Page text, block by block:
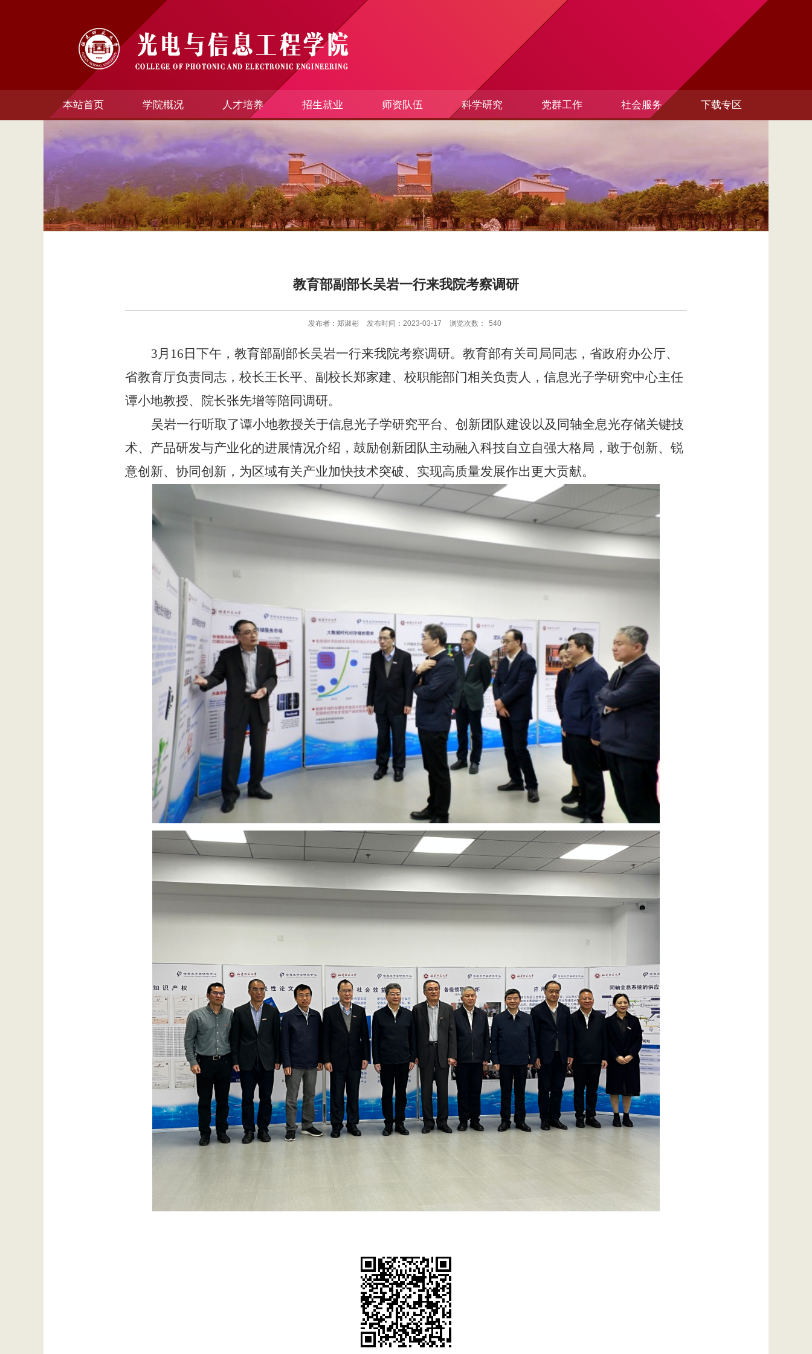
本站首页 学院概况 人才培养 招生就业 师资队伍 科学研究 党群工作 社会服务 下载专区
教育部副部长吴岩一行来我院考察调研
发布者：郑淑彬 发布时间：2023-03-17 浏览次数： 540
3月 16 日下午，教育部副部长吴岩一行来我院考察调研。教育部有关司局同志，省政府办公厅、
省教育厅负责同志，校长王长平、副校长郑家建、校职能部门相关负责人，信息光子学研究中心主任
谭小地教授、院长张先增等陪同调研。
吴岩一行听取了谭小地教授关于信息光子学研究平台、创新团队建设以及同轴全息光存储关键技
术、产品研发与产业化的进展情况介绍，鼓励创新团队主动融入科技自立自强大格局，敢于创新、锐
意创新、协同创新，为区域有关产业加快技术突破、实现高质量发展作出更大贡献。